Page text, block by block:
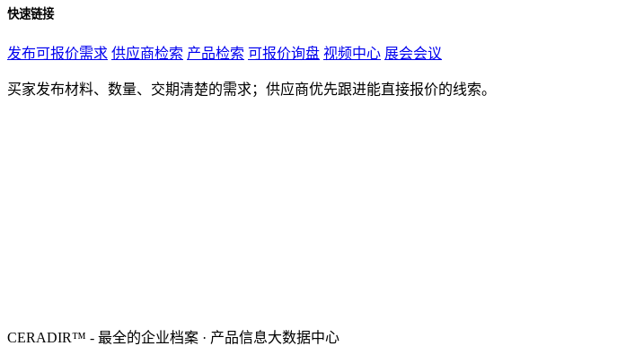
快速链接
发布可报价需求 供应商检索 产品检索 可报价询盘 视频中心 展会会议
买家发布材料、数量、交期清楚的需求；供应商优先跟进能直接报价的线索。
CERADIR™ - 最全的企业档案 · 产品信息大数据中心